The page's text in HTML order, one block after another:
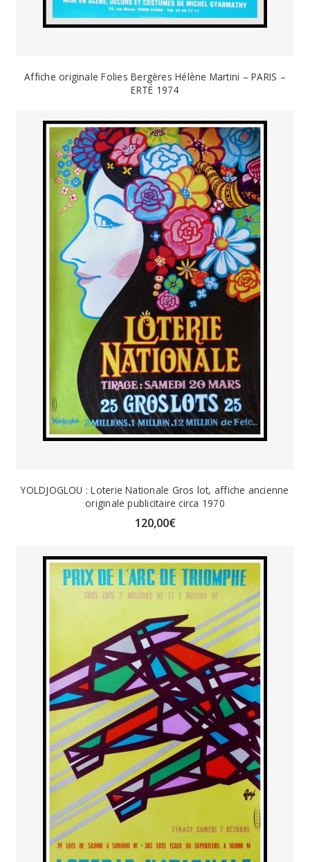
Affiche originale Folies Bergères Hélène Martini – PARIS –
ERTÉ 1974
YOLDJOGLOU : Loterie Nationale Gros lot, affiche ancienne
originale publicitaire circa 1970
120,00€